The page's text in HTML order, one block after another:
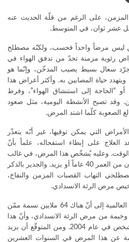
على الرغم من قلّة الحديث عنه
عشر ثوان، في المتوسط.
ليس مرضاً واحداً فحسب، ولكنّه مصطلح
رئوية مزمنة تحدّ من تدفق الهواء في
سعال بسيط يصيب المدخّن، وإنّما هو
حياة المصابين به. وأكثر أعراض هذا
“الحاجة إلى استنشاق الهواء”، وفرط
وقد تصبح الأنشطة اليومية، مثل صعود
الصعوبة كلّما اشتد المرض.
التي يمكن توقيها، غير أنّه يتعذّر
العلاج على إبطاء استفحاله، علماً بأنّ
الوقت. وعليه يُشخّص هذا المرض، في غالب
الأحيان، لدى أولئك الذين يبلغون من العمر 40 عاماً أو يزيد. والجدير بالذكر
التهاب القصبات المزمن والنفاخ،
مرض الرئة الانسدادي.
وتشير تقديرات منظمة الصحة العالمية إلى أنّ هناك 64 ملايين نسمة ممّن
من مرض الرئة الانسدادي، وأنّ هذا
المرض أودى بحياة 3 ملايين شخص في عام 2004. ومن المتوقّع أن يزيد
عن هذا المرض في السنوات العشرين